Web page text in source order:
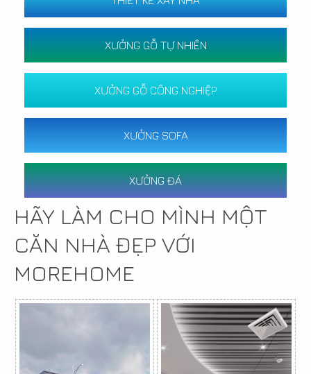
XƯỞNG GỖ TỰ NHIÊN
XƯỞNG GỖ CÔNG NGHIỆP
XƯỞNG SOFA
XƯỞNG ĐÁ
HÃY LÀM CHO MÌNH MỘT
CĂN NHÀ ĐẸP VỚI
MOREHOME